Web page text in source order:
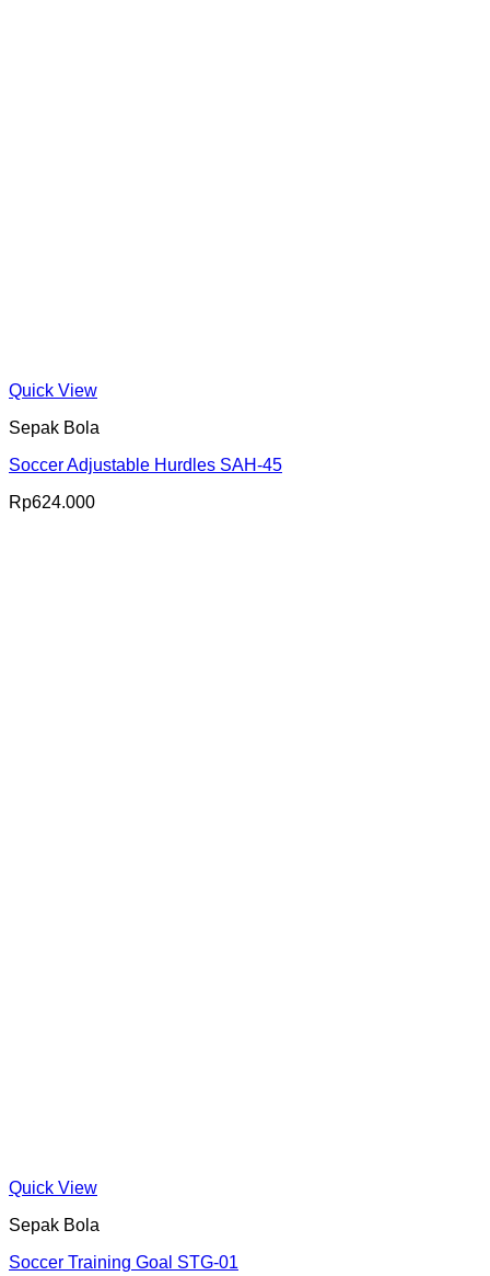
Quick View
Sepak Bola
Soccer Adjustable Hurdles SAH-45
Rp624.000
Quick View
Sepak Bola
Soccer Training Goal STG-01